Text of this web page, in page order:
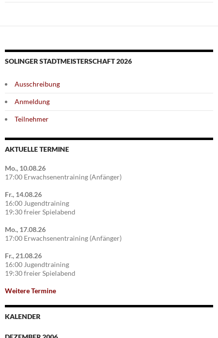
SOLINGER STADTMEISTERSCHAFT 2026
Ausschreibung
Anmeldung
Teilnehmer
AKTUELLE TERMINE
Mo., 10.08.26
17:00 Erwachsenentraining (Anfänger)
Fr., 14.08.26
16:00 Jugendtraining
19:30 freier Spielabend
Mo., 17.08.26
17:00 Erwachsenentraining (Anfänger)
Fr., 21.08.26
16:00 Jugendtraining
19:30 freier Spielabend
Weitere Termine
KALENDER